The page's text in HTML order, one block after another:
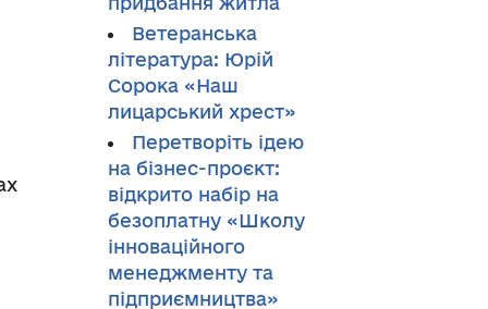
Ветеранська
література: Юрій
Сорока «Наш
лицарський хрест»
Перетворіть ідею
на бізнес-проєкт:
відкрито набір на
безоплатну «Школу
інноваційного
менеджменту та
підприємництва»